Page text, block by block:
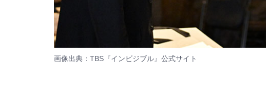
画像出典：TBS『インビジブル』 公式サイト